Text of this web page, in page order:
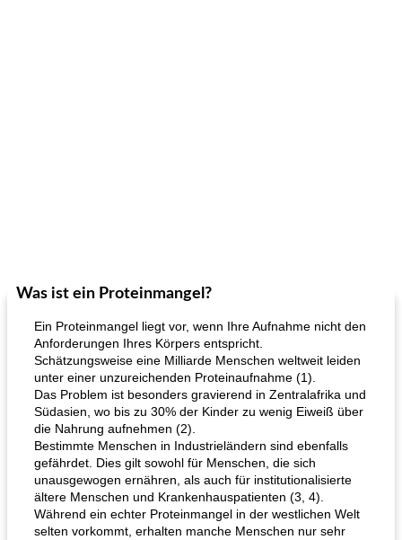
Was ist ein Proteinmangel?
Ein Proteinmangel liegt vor, wenn Ihre Aufnahme nicht den
Anforderungen Ihres Körpers entspricht.
Schätzungsweise eine Milliarde Menschen weltweit leiden
unter einer unzureichenden Proteinaufnahme (1).
Das Problem ist besonders gravierend in Zentralafrika und
Südasien, wo bis zu 30% der Kinder zu wenig Eiweiß über
die Nahrung aufnehmen (2).
Bestimmte Menschen in Industrieländern sind ebenfalls
gefährdet. Dies gilt sowohl für Menschen, die sich
unausgewogen ernähren, als auch für institutionalisierte
ältere Menschen und Krankenhauspatienten (3, 4).
Während ein echter Proteinmangel in der westlichen Welt
selten vorkommt, erhalten manche Menschen nur sehr